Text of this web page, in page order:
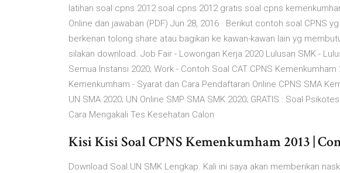
latihan soal cpns 2012 soal cpns 2012 gratis soal cpns
Online dan jawaban (PDF) Jun 28, 2016 · Berikut contoh soal CPNS
berkenan tolong share atau bagikan ke kawan-kawan lain yg
silakan download. Job Fair - Lowongan Kerja 2020 Lulusan SMK -
Semua Instansi 2020; Work - Contoh Soal CAT CPNS Kemenkumham
Kemenkumham - Syarat dan Cara Pendaftaran Online CPNS SMA
UN SMA 2020; UN Online SMP SMA SMK 2020; GRATIS : Soal
Cara Mengakali Tes Kesehatan Calon
Kisi Kisi Soal CPNS Kemenkumham 2013 |
Download Soal UN SMK Lengkap. Kali ini saya akan memberikan